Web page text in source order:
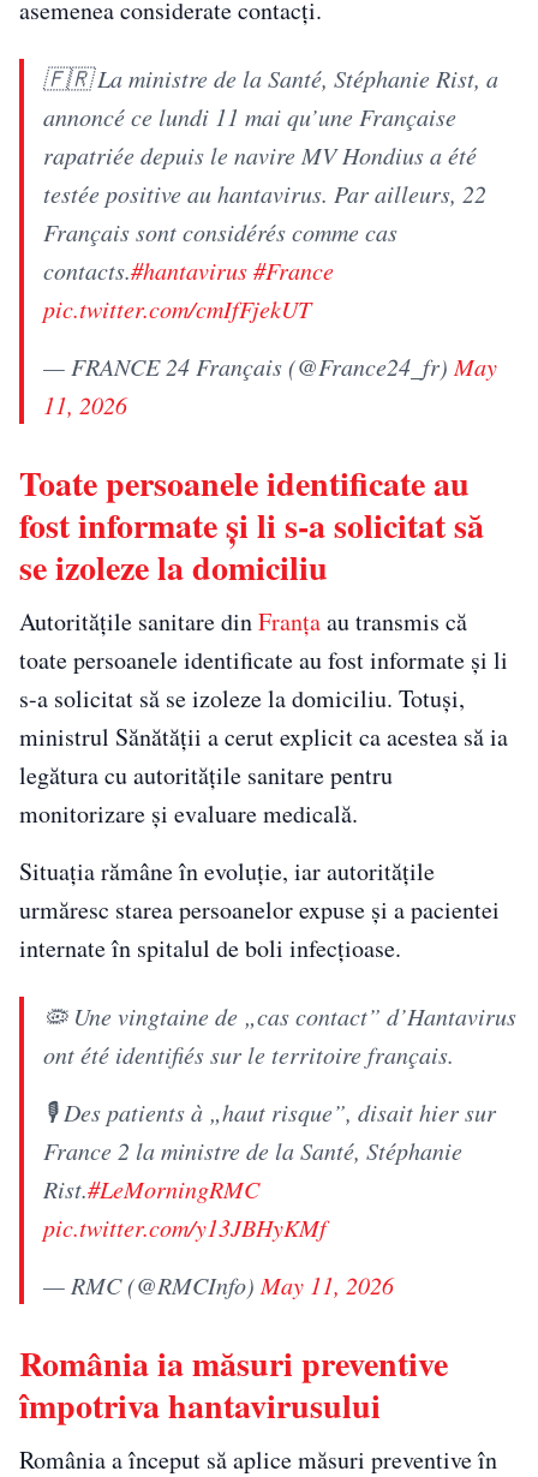
asemenea considerate contacți.
🇫🇷 La ministre de la Santé, Stéphanie Rist, a
annoncé ce lundi 11 mai qu’une Française
rapatriée depuis le navire MV Hondius a été
testée positive au hantavirus. Par ailleurs, 22
Français sont considérés comme cas
contacts.#hantavirus#France
pic.twitter.com/cmIfFjekUT
— FRANCE 24 Français (@France24_fr) May
11, 2026
Toate persoanele identificate au
fost informate și li s-a solicitat să
se izoleze la domiciliu
Autoritățile sanitare dinFranțaau transmis că
toate persoanele identificate au fost informate și li
s-a solicitat să se izoleze la domiciliu. Totuși,
ministrul Sănătății a cerut explicit ca acestea să ia
legătura cu autoritățile sanitare pentru
monitorizare și evaluare medicală.
Situația rămâne în evoluție, iar autoritățile
urmăresc starea persoanelor expuse și a pacientei
internate în spitalul de boli infecțioase.
🦠 Une vingtaine de „cas contact” d’Hantavirus
ont été identifiés sur le territoire français.
🎙️ Des patients à „haut risque”, disait hier sur
France 2 la ministre de la Santé, Stéphanie
Rist.#LeMorningRMC
pic.twitter.com/y13JBHyKMf
— RMC (@RMCInfo) May 11, 2026
România ia măsuri preventive
împotriva hantavirusului
România a început să aplice măsuri preventive în